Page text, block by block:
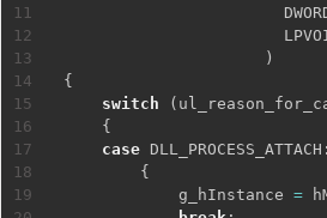
)
{
switch
(
{
case DLL_PROCESS_ATTACH :
{
            g_hInstance
=